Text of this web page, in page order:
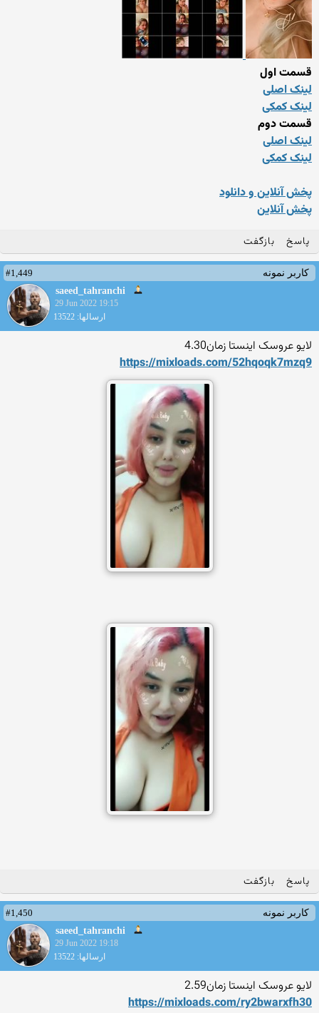
قسمت اول
لینک اصلی
لینک کمکی
قسمت دوم
لینک اصلی
لینک کمکی
پخش آنلاین و دانلود
پخش آنلاین
پاسخ بازگفت
کاربر نمونه
#1,449
saeed_tahranchi
29 Jun 2022 19:15
ارسالها: 13522
لایو عروسک اینستا زمان4.30
https://mixloads.com/52hqoqk7mzq9
پاسخ بازگفت
کاربر نمونه
#1,450
saeed_tahranchi
29 Jun 2022 19:18
ارسالها: 13522
لایو عروسک اینستا زمان2.59
https://mixloads.com/ry2bwarxfh30